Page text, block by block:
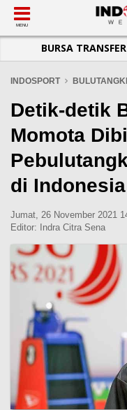
SUB-MENU
SEPAKBOLA
LIGA INGGRIS
LIGA ITALIA
LIGA SPANYOL
LIGA CHAMPIONS
LIGA JERMAN
LIGA EUROPA
SUB-MENU
SPORTAINMENT
SUB-MENU
OTOMOTIF
OTOMANIA
SUB-MENU
BASKET
FUTSAL
OLIMPIK
E-SPORT
SUB-MENU
JADWAL
SUB-MENU
TOPIK HARI INI
INFOGRAFIS
GALERI FOTO
TEMPAT OLAHRAGA
PASUKAN SEHAT
KOMUNITAS SEHAT
MENU
BURSA TRANSFER
INDOSPORT
Detik-detik
Momota
di
Jumat, 26 November 2021
Editor:
Indra Citra Sena